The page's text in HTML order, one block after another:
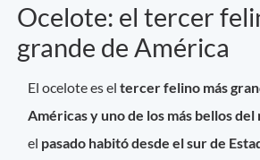
Ocelote: el tercer
grande de América
El ocelote es eltercer felino más
Américas y uno de los más bellos del
el pasado habitó desde el sur de